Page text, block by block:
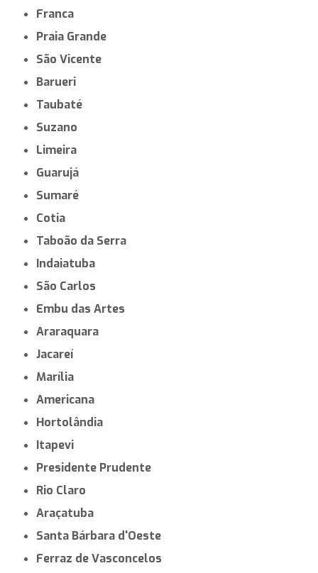
Franca
Praia Grande
São Vicente
Barueri
Taubaté
Suzano
Limeira
Guarujá
Sumaré
Cotia
Taboão da Serra
Indaiatuba
São Carlos
Embu das Artes
Araraquara
Jacareí
Marília
Americana
Hortolândia
Itapevi
Presidente Prudente
Rio Claro
Araçatuba
Santa Bárbara d'Oeste
Ferraz de Vasconcelos